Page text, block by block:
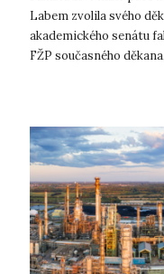
Labem zvolila svého
akademického senátu
FŽP současného